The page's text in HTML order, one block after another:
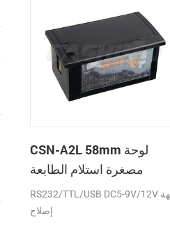
CSN-A2L 58mm لوحة
مصغرة استلام الطابعة
الحرارية
RS232/TTL/USB DC5-9V/12V جبهة
إصلاح